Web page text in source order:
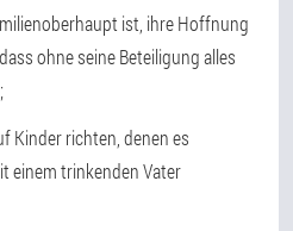
ist, ihre Hoffnung
ohne seine Beteiligung alles
Kinder richten, denen es
einem trinkenden Vater